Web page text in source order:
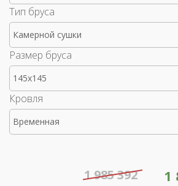
Тип бруса
Камерной сушки
Размер бруса
145x145
Кровля
Временная
1
1 985 392